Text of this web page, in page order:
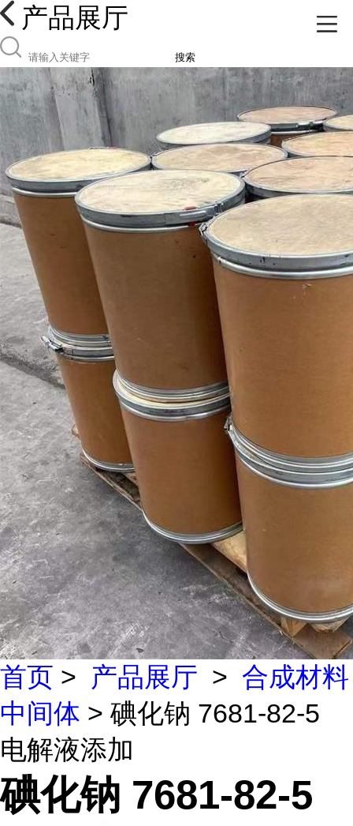
产品展厅
搜索
首页 > 产品展厅 > 合成材料
中间体 > 碘化钠 7681-82-5
电解液添加
碘化钠 7681-82-5